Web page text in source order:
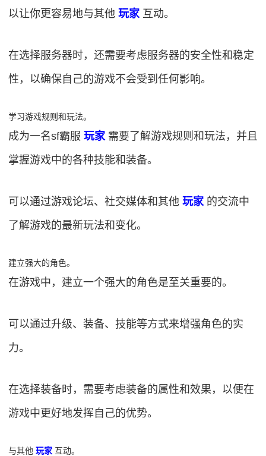
以让你更容易地与其他 玩家 互动。
在选择服务器时，还需要考虑服务器的安全性和稳定
性，以确保自己的游戏不会受到任何影响。
学习游戏规则和玩法。
成为一名sf霸服 玩家 需要了解游戏规则和玩法，并且
掌握游戏中的各种技能和装备。
可以通过游戏论坛、社交媒体和其他 玩家 的交流中
了解游戏的最新玩法和变化。
建立强大的角色。
在游戏中，建立一个强大的角色是至关重要的。
可以通过升级、装备、技能等方式来增强角色的实
力。
在选择装备时，需要考虑装备的属性和效果，以便在
游戏中更好地发挥自己的优势。
与其他 玩家 互动。